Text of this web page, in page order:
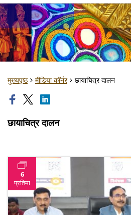
मुख्यपृष्ठ मीडिया कॉर्नर छायाचित्र दालन
छायाचित्र दालन
6
प्रतिमा